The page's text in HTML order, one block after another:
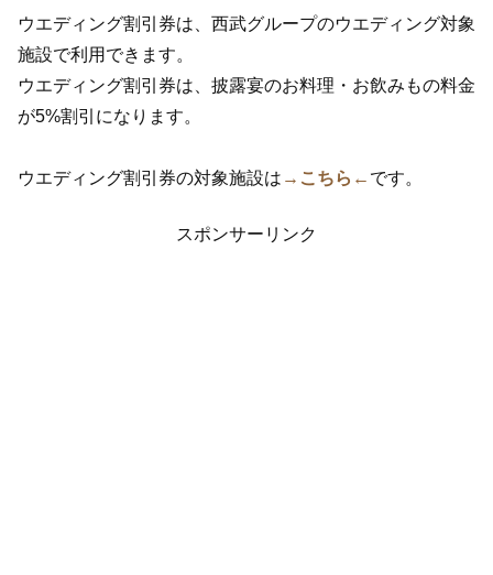
ウエディング割引券は、西武グループのウエディング対象
施設で利用できます。
ウエディング割引券は、披露宴のお料理・お飲みもの料金
が5%割引になります。
ウエディング割引券の対象施設は →こちら← です。
スポンサーリンク